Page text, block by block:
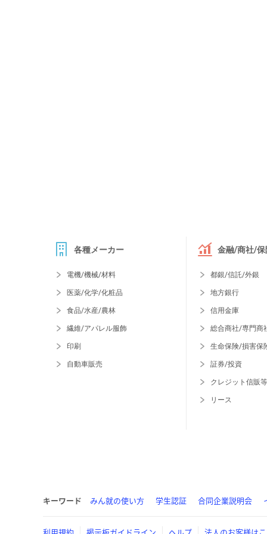
各種メーカー
電機/機械/材料
医薬/化学/化粧品
食品/水産/農林
繊維/アパレル服飾
印刷
自動車販売
金融/商社/保
都銀/信託/外銀
地方銀行
信用金庫
総合商社/専門商
生命保険/損害保
証券/投資
クレジット信販等
リース
キーワード みん就の使い方 学生認証 合同企業説明会